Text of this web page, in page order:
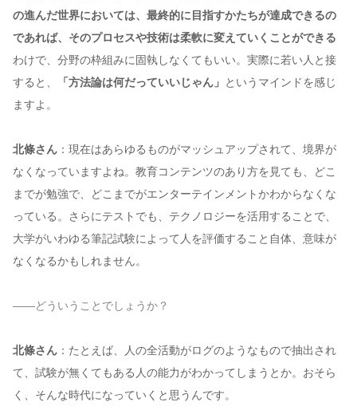
の進んだ世界においては、最終的に目指すかたちが達成できるの
であれば、そのプロセスや技術は柔軟に変えていくことができる
わけで、分野の枠組みに固執しなくてもいい。実際に若い人と接
すると、
「方法論は何だっていいじゃん」 というマインドを感じ
ますよ。
北條さん ：現在はあらゆるものがマッシュアップされて、境界が
なくなっていますよね。教育コンテンツのあり方を見ても、どこ
までが勉強で、どこまでがエンターテインメントかわからなくな
っている。さらにテストでも、テクノロジーを活用することで、
大学がいわゆる筆記試験によって人を評価すること自体、意味が
なくなるかもしれません。
——どういうことでしょうか？
北條さん ：たとえば、人の全活動がログのようなもので抽出され
て、試験が無くてもある人の能力がわかってしまうとか。おそら
く、そんな時代になっていくと思うんです。